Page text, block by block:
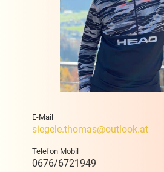
E-Mail
siegele.thomas@outlook.at
Telefon Mobil
0676/6721949